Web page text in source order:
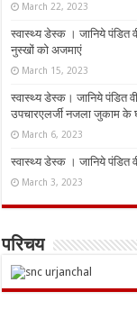
March 22, 2023
स्वास्थ्य डेस्क । जानिये पंडित
नुस्‍खों को अजमाएं
March 15, 2023
स्वास्थ्य डेस्क। जानिये पंडित
उपचारएलर्जी नजला जुकाम के
March 6, 2023
स्वास्थ्य डेस्क । जानिये पंडित
March 3, 2023
परिचय